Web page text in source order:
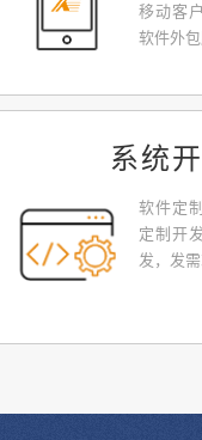
移动客
软件外包
系统
软件定
定制开
发，发